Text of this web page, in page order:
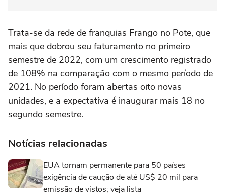
Trata-se da rede de franquias Frango no Pote, que
mais que dobrou seu faturamento no primeiro
semestre de 2022, com um crescimento registrado
de 108% na comparação com o mesmo período de
2021. No período foram abertas oito novas
unidades, e a expectativa é inaugurar mais 18 no
segundo semestre.
Notícias relacionadas
EUA tornam permanente para 50 países
exigência de caução de até US$ 20 mil para
emissão de vistos; veja lista